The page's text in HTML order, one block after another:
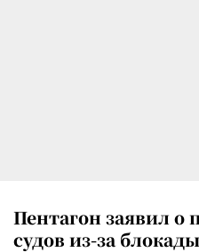
Пентагон заявил о
судов из-за